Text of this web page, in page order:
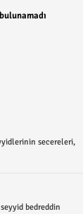
secereleri,
bedreddin